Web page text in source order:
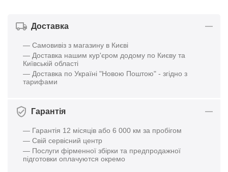
Доставка
— Самовивіз з магазину в Києві
— Доставка нашим кур'єром додому по Києву та
Київській області
— Доставка по Україні "Новою Поштою" - згідно з
тарифами
Гарантія
— Гарантія 12 місяців або 6 000 км за пробігом
— Свій сервісний центр
— Послуги фірменної збірки та предпродажної
підготовки оплачуются окремо